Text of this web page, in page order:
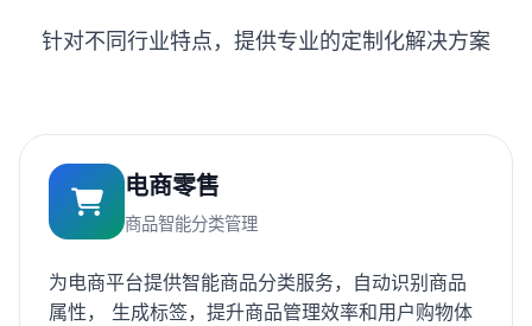
针对不同行业特点，提供专业的定制化解决方案
电商零售
商品智能分类管理
为电商平台提供智能商品分类服务，自动识别商品
属性， 生成标签，提升商品管理效率和用户购物体